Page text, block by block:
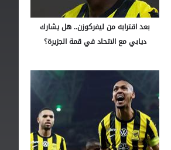
بعد اقترابه من ليفركوزن.. هل يشارك
ديابي مع الاتحاد في قمة الجزيرة؟